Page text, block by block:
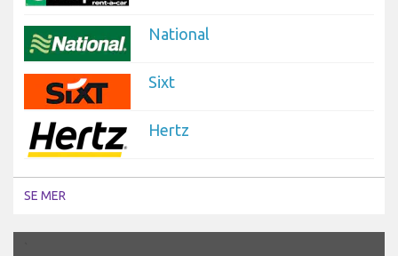
National
Sixt
Hertz
SE MER